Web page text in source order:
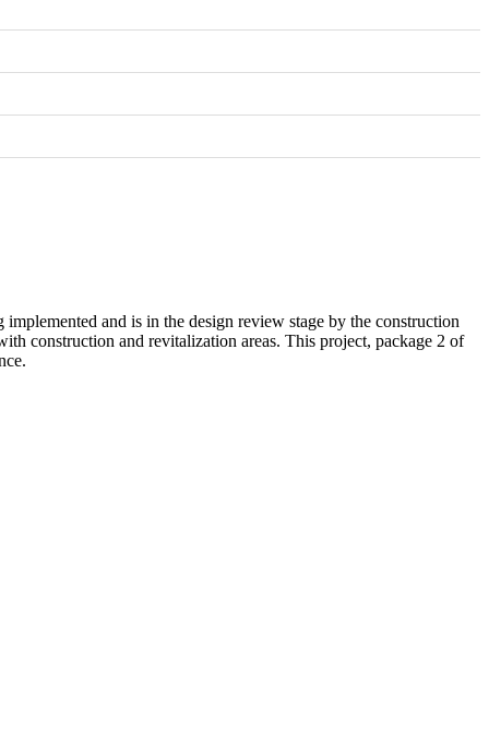
and is in the design review stage by the construction
construction and revitalization areas. This project, package 2 of